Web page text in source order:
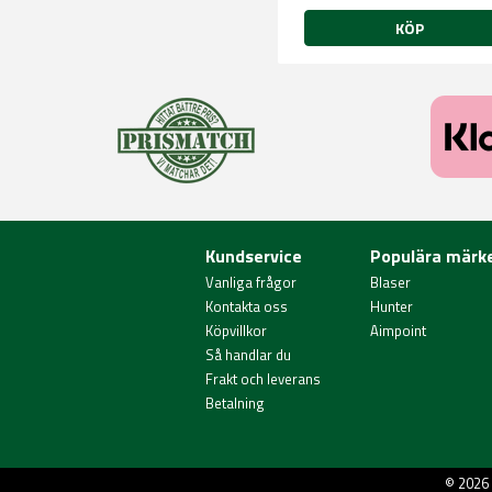
KÖP
Kundservice
Vanliga frågor
Kontakta oss
Köpvillkor
Så handlar du
Frakt och leverans
Betalning
Populära
Blaser
Hunter
Aimpoint
© 2026